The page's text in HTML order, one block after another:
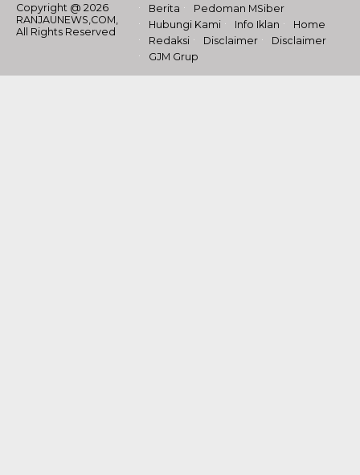
Copyright @ 2026
RANJAUNEWS,COM,
All Rights Reserved
Berita
Pedoman MSiber
Hubungi Kami
Info Iklan
Home
Redaksi
Disclaimer
Disclaimer
GJM Grup